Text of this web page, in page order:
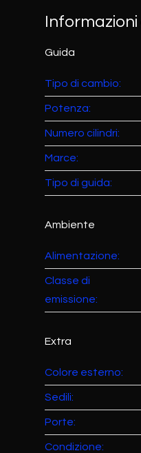
Guida
Tipo di cambio:
Potenza:
Numero cilindri:
Marce:
Tipo di guida:
Ambiente
Alimentazione:
Classe di
emissione:
Extra
Colore esterno:
Sedili:
Porte:
Condizione: